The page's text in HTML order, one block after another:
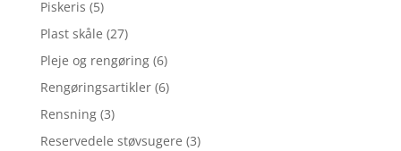
Piskeris (5)
Plast skåle (27)
Pleje og rengøring (6)
Rengøringsartikler (6)
Rensning (3)
Reservedele støvsugere (3)